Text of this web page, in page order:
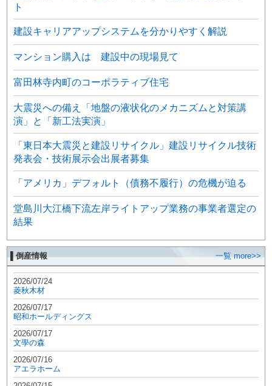
ト
建設キャリアアップシステムを分かりやすく解説
マンション購入は 建設中の現場見て
富田林寺内町のコーポラティブ住宅
大震災への備え「地盤の液状化のメカニズムと対策講
演」と「新工法実演」
「東日本大震災と建設リサイクル」建設リサイクル技術
発表会・技術展示会出展者募集
「アメリカ」デフォルト（債務不履行）の危機が迫る
堂島川大江橋下流左岸ライトアップ業務の事業者選定の
結果
▌倒産情報 一覧 more>>
2026/07/24
菱秋木材
2026/07/17
昭和ホールディングス
2026/07/17
文學の森
2026/07/16
アエラホーム